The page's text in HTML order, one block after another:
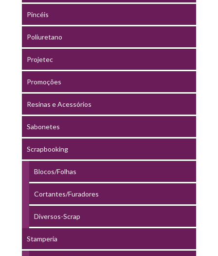
Pincéis
Poliuretano
Projetec
Promoções
Resinas e Acessórios
Sabonetes
Scrapbooking
Blocos/Folhas
Cortantes/Furadores
Diversos-Scrap
Stamperia